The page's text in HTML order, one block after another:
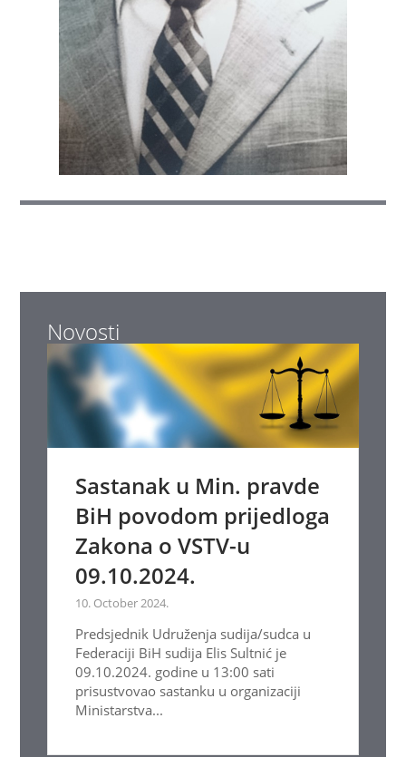
Novosti
Sastanak u Min. pravde
BiH povodom prijedloga
Zakona o VSTV-u
09.10.2024.
10. October 2024.
Predsjednik Udruženja sudija/sudca u
Federaciji BiH sudija Elis Sultnić je
09.10.2024. godine u 13:00 sati
prisustvovao sastanku u organizaciji
Ministarstva...